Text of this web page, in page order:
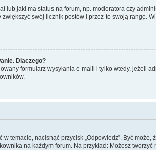
jaki ma status na forum, np. moderatora czy
swój licznik postów i przez to swoją rangę.
Dlaczego?
formularz wysyłania e-maili i tylko wtedy, jeżeli
temacie, nacisnąć przycisk „Odpowiedz”. Być
na każdym forum. Na przykład: Możesz tworzyć